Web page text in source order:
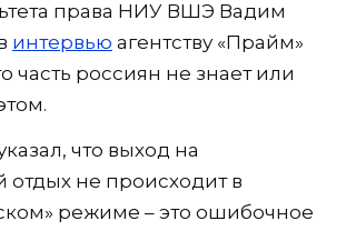
права НИУ ВШЭ Вадим
интервью агентству «Прайм»
часть россиян не знает или
что выход на
отдых не происходит в
режиме – это ошибочное